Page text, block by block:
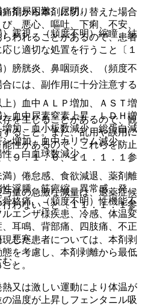
剤から本剤に切り替えた場合
、悪心、嘔吐、下痢、不安、
われることがあるので、患者
じ適切な処置を行うこと〔１
には、副作用に十分注意する
を生じることがあるので、観
ること。また、乱用や誤用に
性があるので、これらを防止
９．１．６、１１．１．１参
量の急激な減量は、退薬症候
わないこと〔１１．１．１参
した患者については、本剤剥
を考慮し、本剤剥離から最低
と。
又は激しい運動により体温が
温度が上昇しフェンタニル吸
排尿困難、尿閉。
霧視、（頻度不明）縮瞳、結
膀胱炎、鼻咽頭炎、（頻度不
）血中ＡＬＰ増加、ＡＳＴ増
血中尿素窒素上昇、ＬＤＨ増
加、血小板数減少、総蛋白減
増加、血中カリウム減少、
、白血球数減少。
）倦怠感、食欲減退、薬剤離
浮腫、筋痙縮、異常感、発
格痛、（頻度不明）性機能不
エンザ様疾患、冷感、体温変
耳鳴、背部痛、四肢痛、不正
悪寒。
。